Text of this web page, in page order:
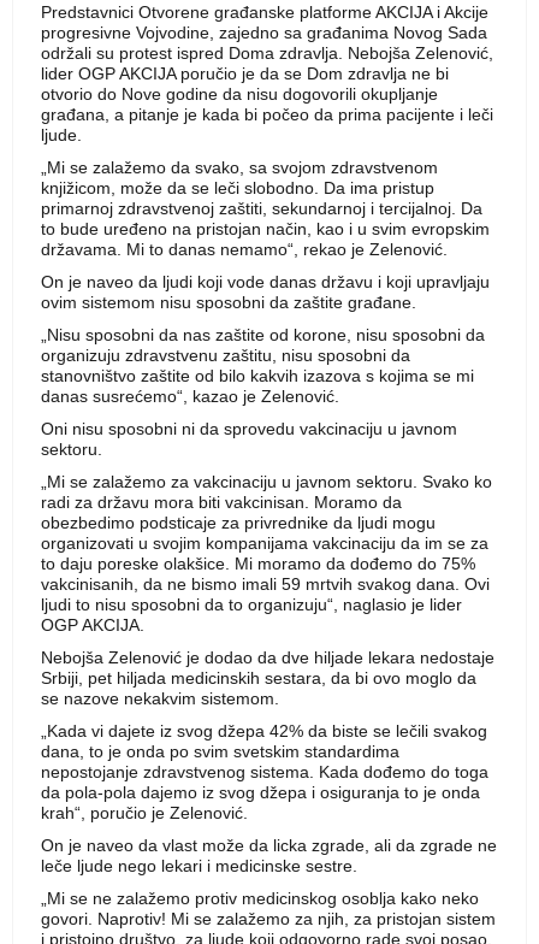
Predstavnici Otvorene građanske platforme AKCIJA i Akcije
progresivne Vojvodine, zajedno sa građanima Novog Sada
održali su protest ispred Doma zdravlja. Nebojša Zelenović,
lider OGP AKCIJA poručio je da se Dom zdravlja ne bi
otvorio do Nove godine da nisu dogovorili okupljanje
građana, a pitanje je kada bi počeo da prima pacijente i leči
ljude.
„Mi se zalažemo da svako, sa svojom zdravstvenom
knjižicom, može da se leči slobodno. Da ima pristup
primarnoj zdravstvenoj zaštiti, sekundarnoj i tercijalnoj. Da
to bude uređeno na pristojan način, kao i u svim evropskim
državama. Mi to danas nemamo“, rekao je Zelenović.
On je naveo da ljudi koji vode danas državu i koji upravljaju
ovim sistemom nisu sposobni da zaštite građane.
„Nisu sposobni da nas zaštite od korone, nisu sposobni da
organizuju zdravstvenu zaštitu, nisu sposobni da
stanovništvo zaštite od bilo kakvih izazova s kojima se mi
danas susrećemo“, kazao je Zelenović.
Oni nisu sposobni ni da sprovedu vakcinaciju u javnom
sektoru.
„Mi se zalažemo za vakcinaciju u javnom sektoru. Svako ko
radi za državu mora biti vakcinisan. Moramo da
obezbedimo podsticaje za privrednike da ljudi mogu
organizovati u svojim kompanijama vakcinaciju da im se za
to daju poreske olakšice. Mi moramo da dođemo do 75%
vakcinisanih, da ne bismo imali 59 mrtvih svakog dana. Ovi
ljudi to nisu sposobni da to organizuju“, naglasio je lider
OGP AKCIJA.
Nebojša Zelenović je dodao da dve hiljade lekara nedostaje
Srbiji, pet hiljada medicinskih sestara, da bi ovo moglo da
se nazove nekakvim sistemom.
„Kada vi dajete iz svog džepa 42% da biste se lečili svakog
dana, to je onda po svim svetskim standardima
nepostojanje zdravstvenog sistema. Kada dođemo do toga
da pola-pola dajemo iz svog džepa i osiguranja to je onda
krah“, poručio je Zelenović.
On je naveo da vlast može da licka zgrade, ali da zgrade ne
leče ljude nego lekari i medicinske sestre.
„Mi se ne zalažemo protiv medicinskog osoblja kako neko
govori. Naprotiv! Mi se zalažemo za njih, za pristojan sistem
i pristojno društvo, za ljude koji odgovorno rade svoj posao.